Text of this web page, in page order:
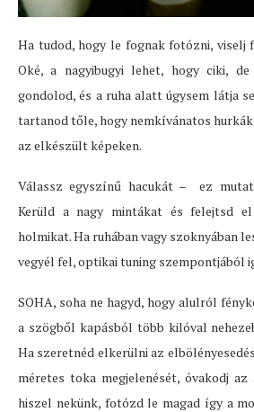
Ha tudod, hogy le fognak fotózni, viselj
Oké, a nagyibugyi lehet, hogy ciki,
gondolod, és a ruha alatt úgysem látja
tartanod tőle, hogy nemkívánatos
az elkészült képeken.
Válassz egyszínű hacukát – ez
Kerüld a nagy mintákat és felejtsd
holmikat. Ha ruhában vagy szoknyában
vegyél fel, optikai tuning szempontjából
SOHA, soha ne hagyd, hogy alulról
a szögből kapásból több kilóval
Ha szeretnéd elkerülni az
méretes toka megjelenését, óvakodj
hiszel nekünk, fotózd le magad így a